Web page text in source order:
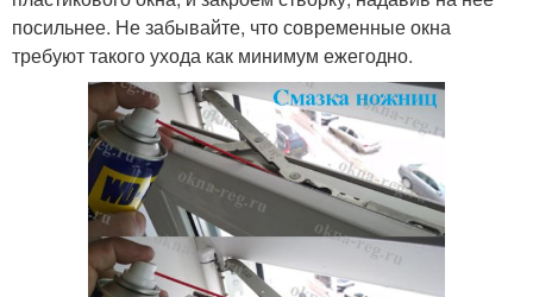
посильнее. Не забывайте, что современные окна
требуют такого ухода как минимум ежегодно.